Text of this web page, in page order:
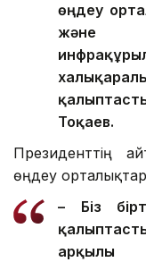
өңдеу
және
Тоқаев.
Президенттің
өңдеу
– Біз
арқылы